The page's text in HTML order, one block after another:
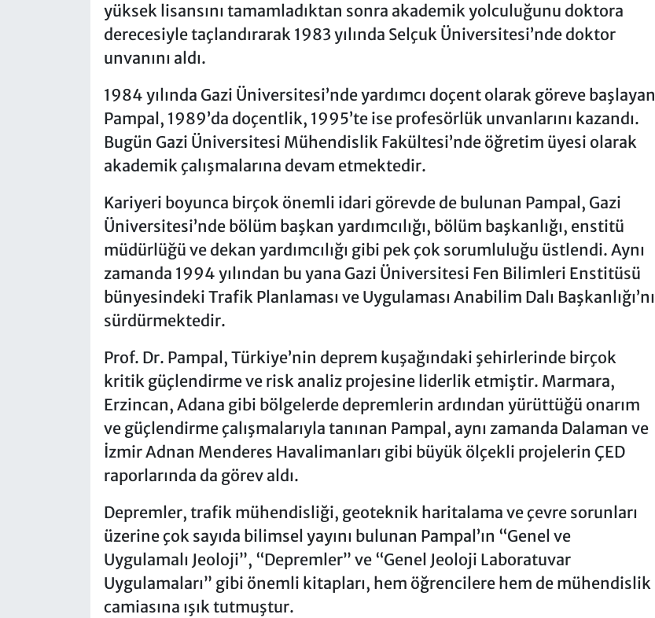
yüksek lisansını tamamladıktan sonra akademik yolculuğunu doktora
derecesiyle taçlandırarak 1983 yılında Selçuk Üniversitesi’nde doktor
unvanını aldı.
1984 yılında Gazi Üniversitesi’nde yardımcı doçent olarak göreve başlayan
Pampal, 1989’da doçentlik, 1995’te ise profesörlük unvanlarını kazandı.
Bugün Gazi Üniversitesi Mühendislik Fakültesi’nde öğretim üyesi olarak
akademik çalışmalarına devam etmektedir.
Kariyeri boyunca birçok önemli idari görevde de bulunan Pampal, Gazi
Üniversitesi’nde bölüm başkan yardımcılığı, bölüm başkanlığı, enstitü
müdürlüğü ve dekan yardımcılığı gibi pek çok sorumluluğu üstlendi. Aynı
zamanda 1994 yılından bu yana Gazi Üniversitesi Fen Bilimleri Enstitüsü
bünyesindeki Trafik Planlaması ve Uygulaması Anabilim Dalı Başkanlığı’nı
sürdürmektedir.
Prof. Dr. Pampal, Türkiye’nin deprem kuşağındaki şehirlerinde birçok
kritik güçlendirme ve risk analiz projesine liderlik etmiştir. Marmara,
Erzincan, Adana gibi bölgelerde depremlerin ardından yürüttüğü onarım
ve güçlendirme çalışmalarıyla tanınan Pampal, aynı zamanda Dalaman ve
İzmir Adnan Menderes Havalimanları gibi büyük ölçekli projelerin ÇED
raporlarında da görev aldı.
Depremler, trafik mühendisliği, geoteknik haritalama ve çevre sorunları
üzerine çok sayıda bilimsel yayını bulunan Pampal’ın “Genel ve
Uygulamalı Jeoloji”, “Depremler” ve “Genel Jeoloji Laboratuvar
Uygulamaları” gibi önemli kitapları, hem öğrencilere hem de mühendislik
camiasına ışık tutmuştur.